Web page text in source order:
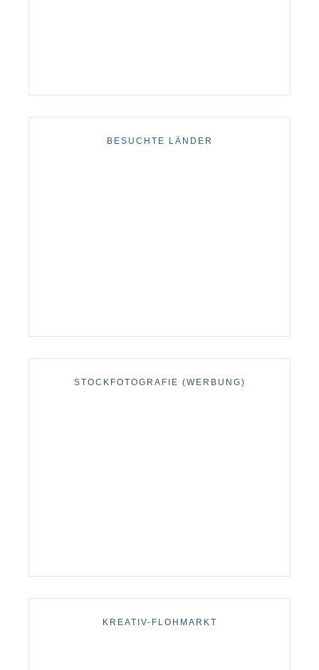
BESUCHTE LÄNDER
STOCKFOTOGRAFIE (WERBUNG)
KREATIV-FLOHMARKT